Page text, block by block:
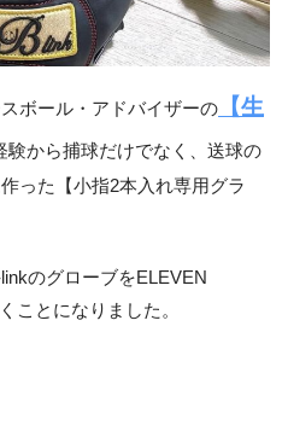
ボール・アドバイザーの
【生
験から捕球だけでなく、送球の
った【小指2本入れ専用グラ
のグローブをELEVEN
ことになりました。